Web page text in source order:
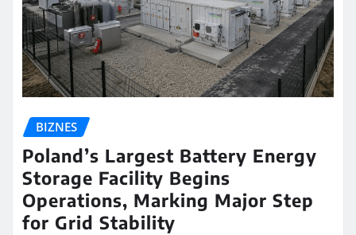
BIZNES
Poland’s Largest Battery Energy
Storage Facility Begins
Operations, Marking Major Step
for Grid Stability